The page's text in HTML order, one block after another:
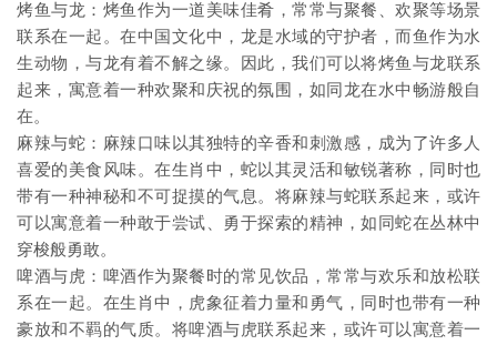
烤鱼与龙：烤鱼作为一道美味佳肴，常常与聚餐、欢聚等场景
联系在一起。在中国文化中，龙是水域的守护者，而鱼作为水
生动物，与龙有着不解之缘。因此，我们可以将烤鱼与龙联系
起来，寓意着一种欢聚和庆祝的氛围，如同龙在水中畅游般自
在。
麻辣与蛇：麻辣口味以其独特的辛香和刺激感，成为了许多人
喜爱的美食风味。在生肖中，蛇以其灵活和敏锐著称，同时也
带有一种神秘和不可捉摸的气息。将麻辣与蛇联系起来，或许
可以寓意着一种敢于尝试、勇于探索的精神，如同蛇在丛林中
穿梭般勇敢。
啤酒与虎：啤酒作为聚餐时的常见饮品，常常与欢乐和放松联
系在一起。在生肖中，虎象征着力量和勇气，同时也带有一种
豪放和不羁的气质。将啤酒与虎联系起来，或许可以寓意着一